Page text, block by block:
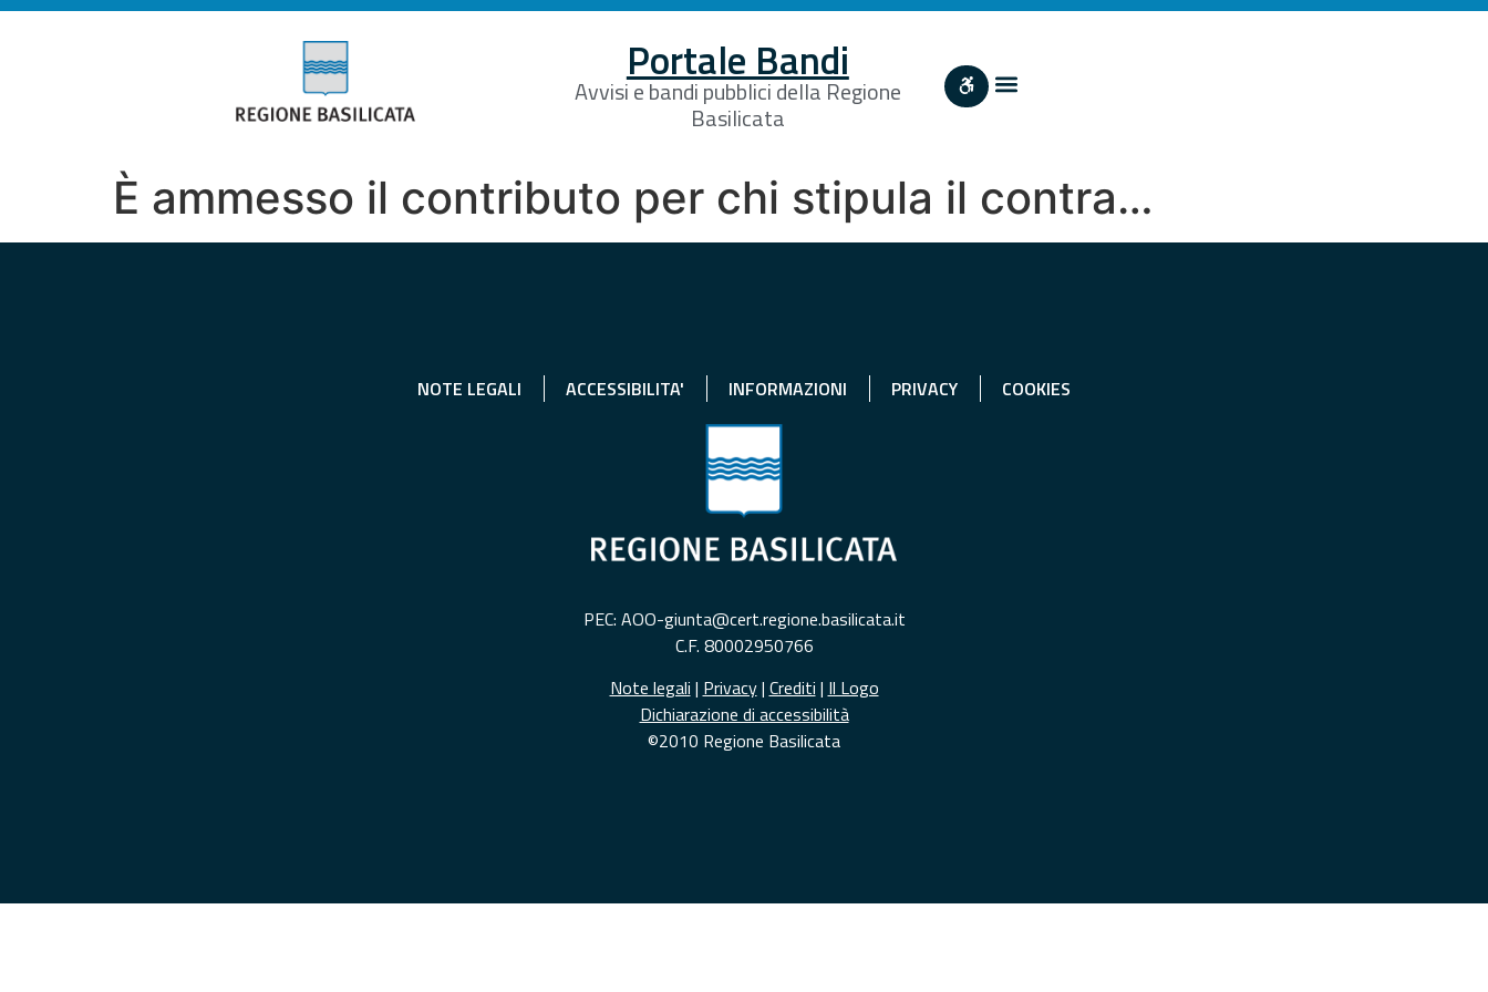
Portale Bandi
Avvisi e bandi pubblici della Regione
Basilicata
È ammesso il contributo per chi stipula il contra…
NOTE LEGALI ACCESSIBILITA' INFORMAZIONI PRIVACY COOKIES
PEC: AOO-giunta@cert.regione.basilicata.it
C.F. 80002950766
Note legali | Privacy| Crediti | Il Logo
Dichiarazione di accessibilità
©2010 Regione Basilicata